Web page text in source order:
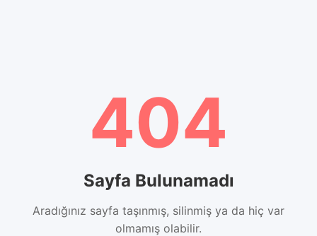
404
Sayfa Bulunamadı
Aradığınız sayfa taşınmış, silinmiş ya da hiç var
olmamış olabilir.